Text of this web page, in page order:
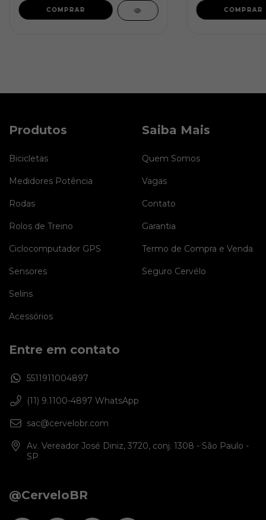
COMPRAR COMPRAR
Produtos
Bicicletas
Medidores Potência
Rodas
Rolos de Treino
Ciclocomputador GPS
Sensores
Selins
Acessórios
Saiba Mais
Quem Somos
Vagas
Contato
Garantia
Termo de Compra e Venda
Seguro Cervélo
Entre em contato
5511911004897
(11) 9.1100-4897 WhatsApp
sac@cervelobr.com
Av. Vereador José Diniz, 3720, conj. 1308 - São Paulo -
SP
@CerveloBR